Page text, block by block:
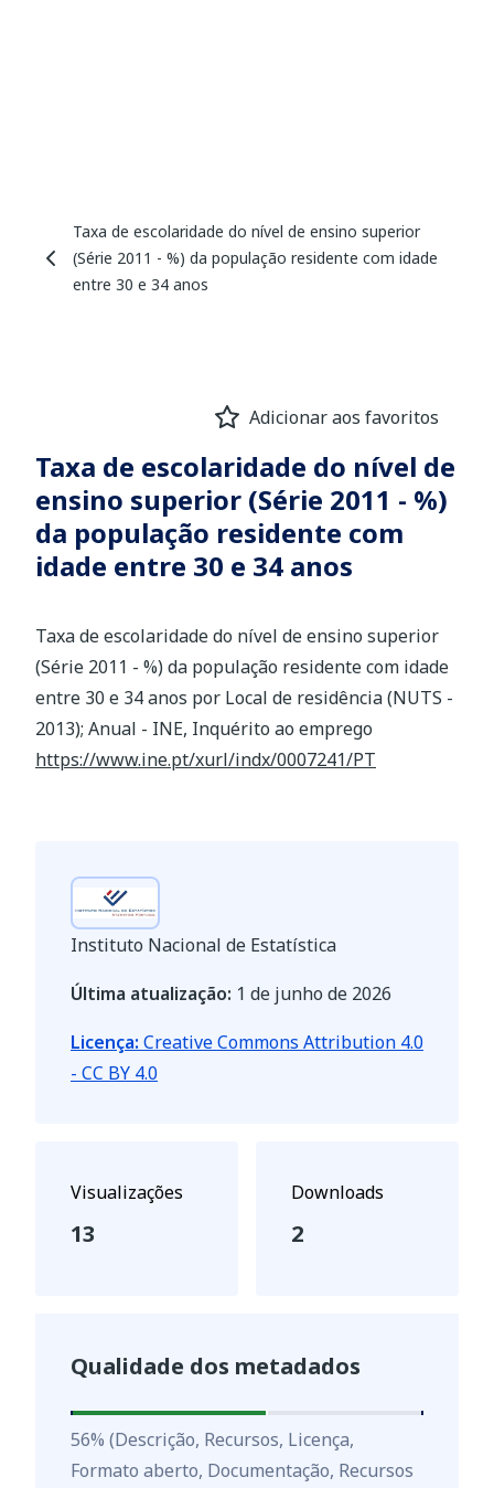
Taxa de escolaridade do nível de ensino superior
(Série 2011 - %) da população residente com idade
entre 30 e 34 anos
Adicionar aos favoritos
Taxa de escolaridade do nível de
ensino superior (Série 2011 - %)
da população residente com
idade entre 30 e 34 anos
Taxa de escolaridade do nível de ensino superior
(Série 2011 - %) da população residente com idade
entre 30 e 34 anos por Local de residência (NUTS -
2013); Anual - INE, Inquérito ao emprego
https://www.ine.pt/xurl/indx/0007241/PT
Instituto Nacional de Estatística
Última atualização: 1 de junho de 2026
Licença: Creative Commons Attribution 4.0
- CC BY 4.0
Visualizações
13
Downloads
2
Qualidade dos metadados
56%
56% (Descrição, Recursos, Licença,
Formato aberto, Documentação, Recursos